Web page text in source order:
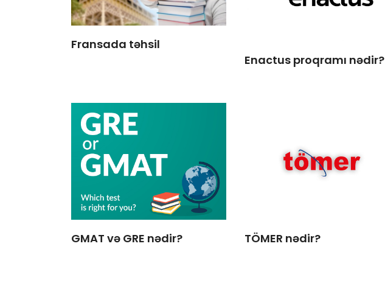
Fransada təhsil
Enactus proqramı nədir?
GMAT və GRE nədir? TÖMER nədir?